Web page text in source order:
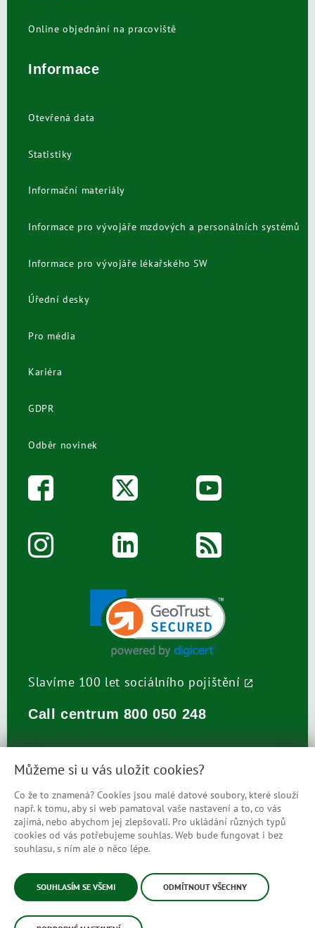
Online objednání na pracoviště
Informace
Otevřená data
Statistiky
Informační materiály
Informace pro vývojáře mzdových a personálních systémů
Informace pro vývojáře lékařského SW
Úřední desky
Pro média
Kariéra
GDPR
Odběr novinek
Slavíme 100 let sociálního pojištění
Call centrum 800 050 248
Prohlášení o přístupnosti
Mapa stránek
© Česká správa sociálního zabezpečení
Můžeme si u vás uložit cookies?
Co že to znamená? Cookies jsou malé datové soubory, které slouží
např. k tomu, aby si web pamatoval vaše nastavení a to, co vás
zajímá, nebo abychom jej zlepšovali. Pro ukládání různých typů
cookies od vás potřebujeme souhlas. Web bude fungovat i bez
souhlasu, s ním ale o něco lépe.
SOUHLASÍM SE VŠEMI ODMÍTNOUT VŠECHNY